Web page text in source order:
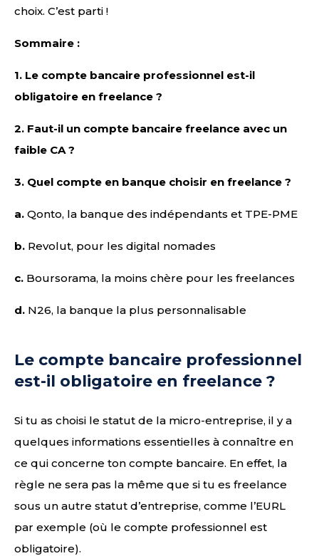
choix. C’est parti !
Sommaire :
1. Le compte bancaire professionnel est-il
obligatoire en freelance ?
2. Faut-il un compte bancaire freelance avec un
faible CA ?
3. Quel compte en banque choisir en freelance ?
a. Qonto, la banque des indépendants et TPE-PME
b. Revolut, pour les digital nomades
c. Boursorama, la moins chère pour les freelances
d. N26, la banque la plus personnalisable
Le compte bancaire professionnel
est-il obligatoire en freelance ?
Si tu as choisi le statut de la micro-entreprise, il y a
quelques informations essentielles à connaître en
ce qui concerne ton compte bancaire. En effet, la
règle ne sera pas la même que si tu es freelance
sous un autre statut d’entreprise, comme l’EURL
par exemple (où le compte professionnel est
obligatoire).